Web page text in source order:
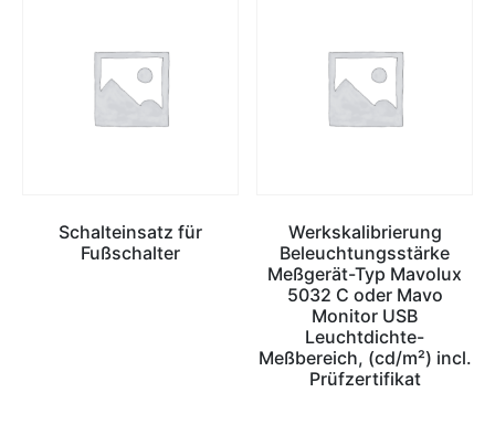
Schalteinsatz für
Fußschalter
Werkskalibrierung
Beleuchtungsstärke
Meßgerät-Typ Mavolux
5032 C oder Mavo
Monitor USB
Leuchtdichte-
Meßbereich, (cd/m²) incl.
Prüfzertifikat